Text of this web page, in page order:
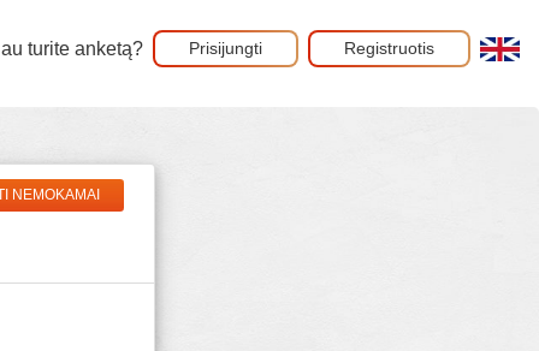
Registruotis
Prisijungti
turite anketą?
NEMOKAMAI